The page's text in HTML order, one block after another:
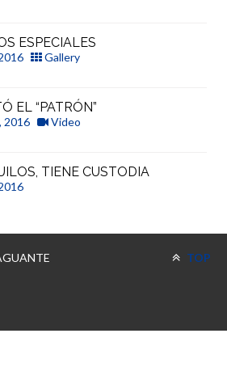
ESPECIALES
Gallery
EL “PATRÓN”
2016 Video
TIENE CUSTODIA
TOP